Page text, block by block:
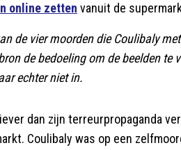
online zetten vanuit de
de vier moorden die Coulibaly
de bedoeling om de beelden
echter niet in.
dan zijn terreurpropaganda
Coulibaly was op een